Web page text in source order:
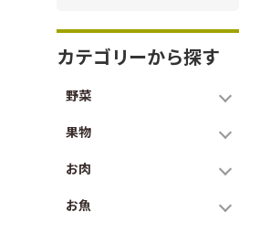
カテゴリーから探す
野菜
果物
お肉
お魚